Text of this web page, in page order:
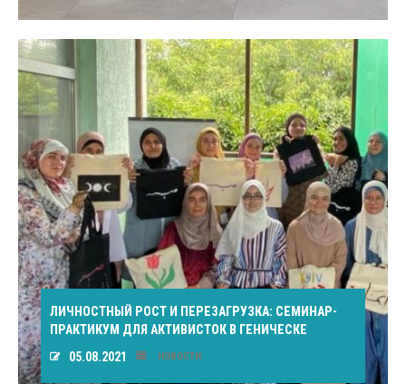
ЛИЧНОСТНЫЙ РОСТ И ПЕРЕЗАГРУЗКА: СЕМИНАР-
ПРАКТИКУМ ДЛЯ АКТИВИСТОК В ГЕНИЧЕСКЕ
05.08.2021
НОВОСТИ